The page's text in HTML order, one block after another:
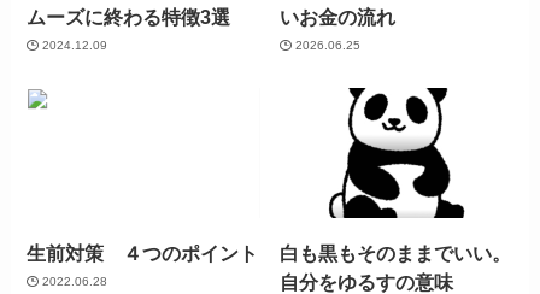
ムーズに終わる特徴3選
2024.12.09
いお金の流れ
2026.06.25
生前対策 ４つのポイント
2022.06.28
白も黒もそのままでいい。
自分をゆるすの意味